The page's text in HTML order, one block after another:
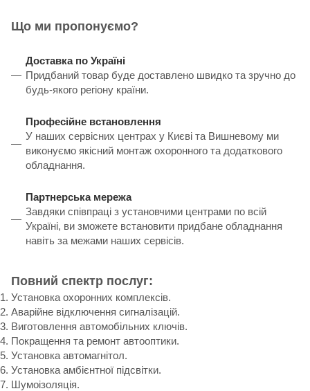
Що ми пропонуємо?
Доставка по Україні
Придбаний товар буде доставлено швидко та зручно до
будь-якого регіону країни.
Професійне встановлення
У наших сервісних центрах у Києві та Вишневому ми
виконуємо якісний монтаж охоронного та додаткового
обладнання.
Партнерська мережа
Завдяки співпраці з установчими центрами по всій
Україні, ви зможете встановити придбане обладнання
навіть за межами наших сервісів.
Повний спектр послуг:
Установка охоронних комплексів.
Аварійне відключення сигналізацій.
Виготовлення автомобільних ключів.
Покращення та ремонт автооптики.
Установка автомагнітол.
Установка амбієнтної підсвітки.
Шумоізоляція.